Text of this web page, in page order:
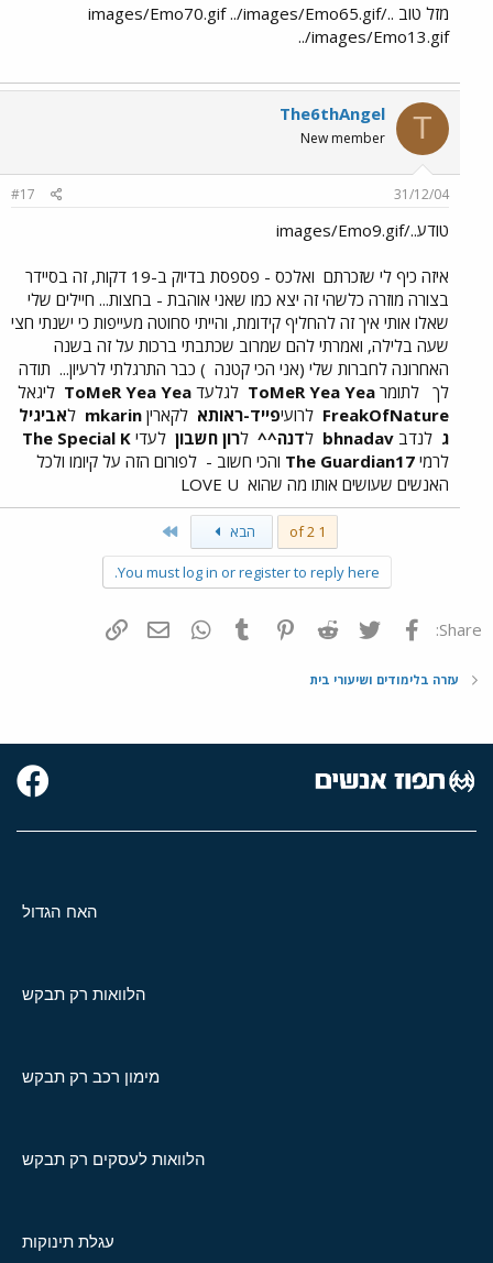
מזל טוב ../images/Emo70.gif ../images/Emo65.gif
../images/Emo13.gif
T
The6thAngel
New member
31/12/04
#17
טודע../images/Emo9.gif
איזה כיף לי שזכרתם ואלכס - פספסת בדיוק ב-19 דקות, זה בסיידר
בצורה מוזרה כלשהי זה יצא כמו שאני אוהבת - בחצות... חיילים שלי
שאלו אותי איך זה להחליף קידומת, והייתי סחוטה מעייפות כי ישנתי חצי
שעה בלילה, ואמרתי להם שמרוב שכתבתי ברכות על זה בשנה
האחרונה לחברות שלי (אני הכי קטנה ) כבר התרגלתי לרעיון... תודה
לך לתומר ToMeR Yea Yea לגלעד ToMeR Yea Yea ליגאל
FreakOfNature לרועיפייד-ראותא לקארין mkarin לאביגיל
ג לנדב bhnadav לדנה^^ לרון חשבון לעדי The Special K
לרמי The Guardian17 והכי חשוב - לפורום הזה על קיומו ולכל
האנשים שעושים אותו מה שהוא
1 of 2 הבא
You must log in or register to reply here.
Share: פייסבוק Twitter
Reddit
Pinterest
Tumblr
WhatsAppדואר אלקטרוני
עזרה בלימודים ושיעורי בית
האח הגדול
הלוואות רק תבקש
מימון רכב רק תבקש
הלוואות לעסקים רק תבקש
עגלת תינוקות